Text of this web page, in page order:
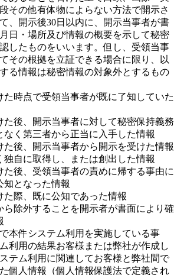
その他有体物によらない方法で開示さ
、開示後30日以内に、開示当事者が書
日・場所及び情報の概要を示して秘密
したものをいいます。但し、受領当事
その根拠を立証できる場合に限り、以
る情報は秘密情報の対象外とするもの
た時点で受領当事者が既に了知していた
た後、開示当事者に対して秘密保持義務
なく第三者から正当に入手した情報
た後、開示当事者から開示を受けた情報
独自に取得し、または創出した情報
た後、受領当事者の責めに帰する事由に
知となった情報
た際、既に公知であった情報
ら除外することを開示者が書面により確
本件システム利用を実施している事
利用の結果お客様または弊社が作成し
テム利用に関連してお客様と弊社間で
個人情報（個人情報保護法で定義され